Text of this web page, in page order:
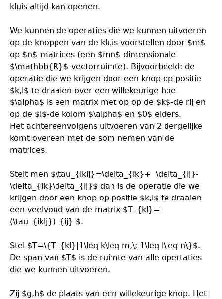
kluis altijd kan openen.
We kunnen de operaties die we kunnen uitvoeren
op de knoppen van de kluis voorstellen door $m$
op $n$-matrices (een $mn$-dimensionale
$\mathbb{R}$-vectorruimte). Bijvoorbeeld: de
operatie die we krijgen door een knop op positie
$k,l$ te draaien over een willekeurige hoe
$\alpha$ is een matrix met op op de $k$-de rij en
op de $l$-de kolom $\alpha$ en $0$ elders.
Het achtereenvolgens uitvoeren van 2 dergelijke
komt overeen met de som nemen van de
matrices.
Stelt men $\tau_{iklj}=\delta_{ik}+ \delta_{lj}-
\delta_{ik}\delta_{lj}$ dan is de operatie die we
krijgen door een knop op positie $k,l$ te draaien
een veelvoud van de matrix $T_{kl}=
(\tau_{iklj})_{ij} $.
Stel $T=\{T_{kl}|1\leq k\leq m,\; 1\leq l\leq n\}$.
De span van $T$ is de ruimte van alle opertaties
die we kunnen uitvoeren.
Zij $g,h$ de plaats van een willekeurige knop. Het